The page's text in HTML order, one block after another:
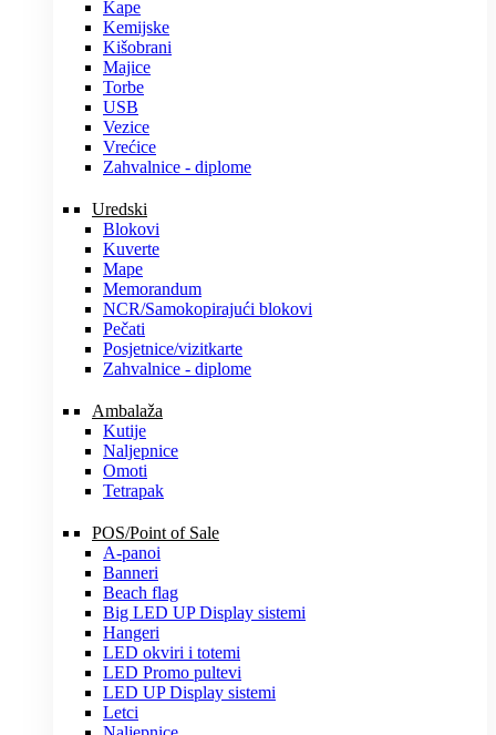
Kape
Kemijske
Kišobrani
Majice
Torbe
USB
Vezice
Vrećice
Zahvalnice - diplome
Uredski
Blokovi
Kuverte
Mape
Memorandum
NCR/Samokopirajući blokovi
Pečati
Posjetnice/vizitkarte
Zahvalnice - diplome
Ambalaža
Kutije
Naljepnice
Omoti
Tetrapak
POS/Point of Sale
A-panoi
Banneri
Beach flag
Big LED UP Display sistemi
Hangeri
LED okviri i totemi
LED Promo pultevi
LED UP Display sistemi
Letci